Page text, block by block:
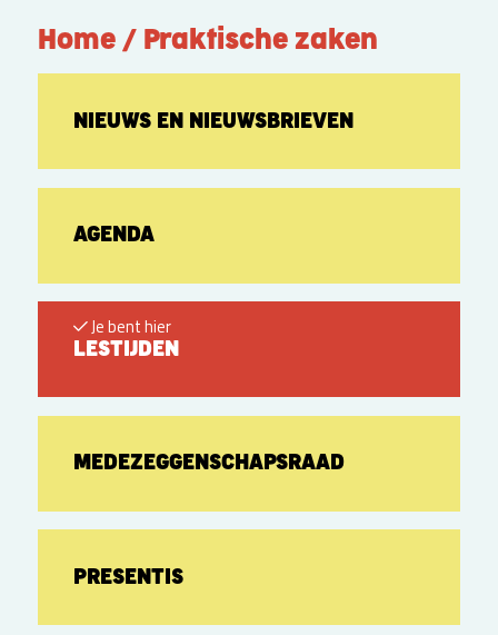
Home / Praktische zaken
NIEUWS EN NIEUWSBRIEVEN
AGENDA
Je bent hier
LESTIJDEN
MEDEZEGGENSCHAPSRAAD
PRESENTIS